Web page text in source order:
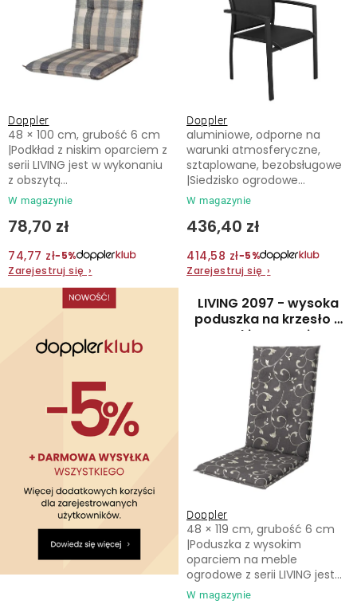
u
k
t
ó
w
Doppler
W magazynie
78,70 zł
74,77 zł−5%
Zarejestruj się ›
48 × 100 cm, grubość 6 cm
|Podkład z niskim oparciem z
serii LIVING jest w wykonaniu
z obszytą...
Doppler
W magazynie
436,40 zł
414,58 zł−5%
Zarejestruj się ›
aluminiowe, odporne na
warunki atmosferyczne,
sztaplowane, bezobsługowe
|Siedzisko ogrodowe...
LIVING 2097 - wysoka
poduszka na krzesło z
wysokim oparciem
Doppler
W magazynie
48 × 119 cm, grubość 6 cm
|Poduszka z wysokim
oparciem na meble
ogrodowe z serii LIVING jest...